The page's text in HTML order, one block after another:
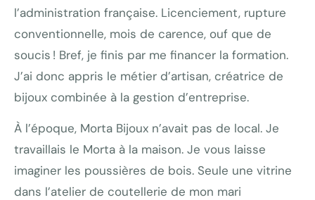
l’administration française. Licenciement, rupture
conventionnelle, mois de carence, ouf que de
soucis ! Bref, je finis par me financer la formation.
J’ai donc appris le métier d’artisan, créatrice de
bijoux combinée à la gestion d’entreprise.
À l’époque, Morta Bijoux n’avait pas de local. Je
travaillais le Morta à la maison. Je vous laisse
imaginer les poussières de bois. Seule une vitrine
dans l’atelier de coutellerie de mon mari